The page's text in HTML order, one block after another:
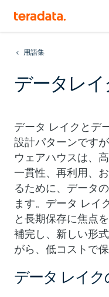
用語集
データレ
データ レイクとデ
設計パターンです
ウェアハウスは、
一貫性、再利用、
るために、データ
ます。データ レイ
と長期保存に焦点
補完し、新しい形
がら、低コストで保
データ レイク